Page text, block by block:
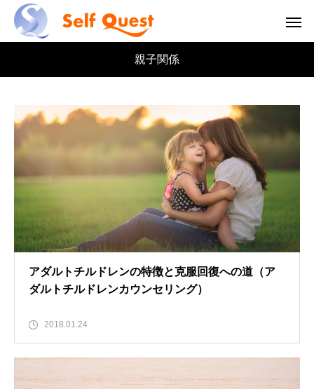
親子関係
アダルトチルドレンの特徴と克服回復への道（ア
ダルトチルドレンカウンセリング）
2018.01.24